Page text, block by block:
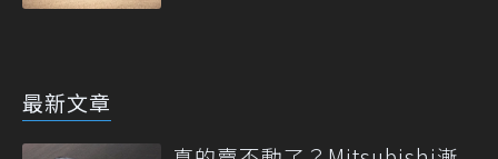
最新文章